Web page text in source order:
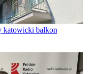
katowicki balkon